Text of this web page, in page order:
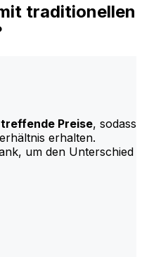
traditionellen
Preise, sodass
erhalten.
um den Unterschied